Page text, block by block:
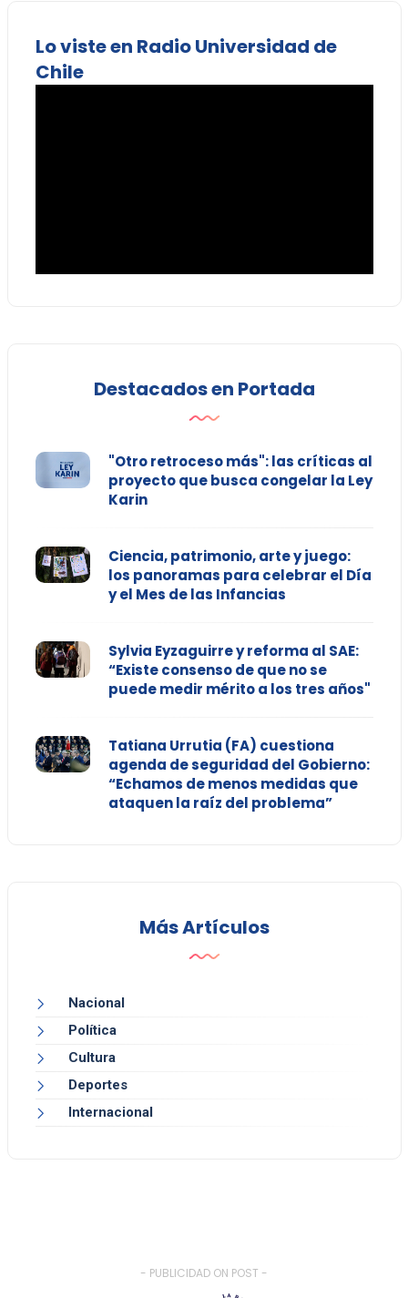
Lo viste en Radio Universidad de
Chile
Destacados en Portada
"Otro retroceso más": las críticas al
proyecto que busca congelar la Ley
Karin
Ciencia, patrimonio, arte y juego:
los panoramas para celebrar el Día
y el Mes de las Infancias
Sylvia Eyzaguirre y reforma al SAE:
“Existe consenso de que no se
puede medir mérito a los tres años"
Tatiana Urrutia (FA) cuestiona
agenda de seguridad del Gobierno:
“Echamos de menos medidas que
ataquen la raíz del problema”
Más Artículos
Nacional
Política
Cultura
Deportes
Internacional
- PUBLICIDAD ON POST -